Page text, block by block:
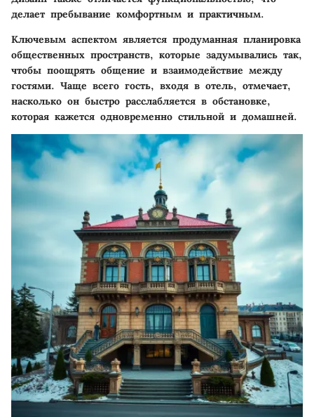
делает пребывание комфортным и практичным.
Ключевым аспектом является продуманная планировка
общественных пространств, которые задумывались так,
чтобы поощрять общение и взаимодействие между
гостями. Чаще всего гость, входя в отель, отмечает,
насколько он быстро расслабляется в обстановке,
которая кажется одновременно стильной и домашней.